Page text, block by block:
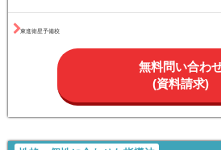
東進衛星予備校
無料問い合わ
(資料請求)